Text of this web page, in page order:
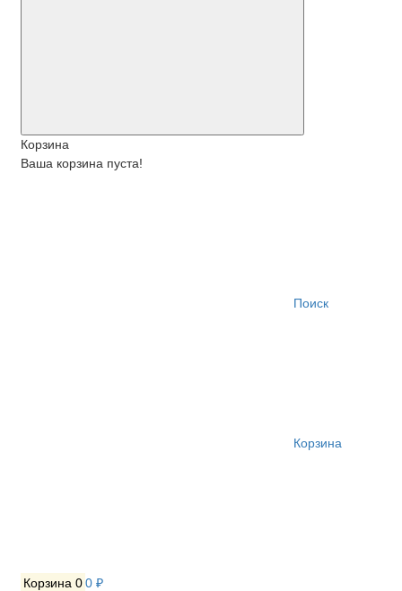
Корзина
Ваша корзина пуста!
Поиск
Корзина
Корзина 00 ₽